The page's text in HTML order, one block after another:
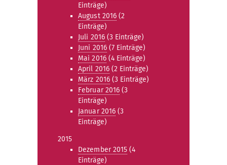
Einträge)
August 2016 (2
Einträge)
Juli 2016(3 Einträge)
Juni 2016(7 Einträge)
Mai 2016(4 Einträge)
April 2016 (2 Einträge)
März 2016(3 Einträge)
Februar 2016 (3
Einträge)
Januar 2016 (3
Einträge)
2015
Dezember 2015 (4
Einträge)